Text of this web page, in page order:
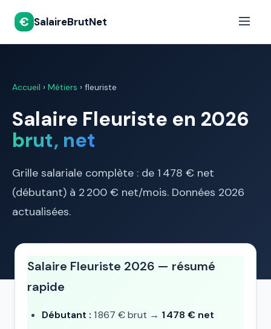
€ SalaireBrutNet
Accueil › Métiers › fleuriste
Salaire Fleuriste en 2026
brut, net
Grille salariale complète : de 1 478 € net
(débutant) à 2 200 € net/mois. Données 2026
actualisées.
Salaire Fleuriste 2026 — résumé
rapide
Débutant : 1 867 € brut → 1 478 € net